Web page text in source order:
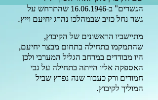
הגשרים" ב-16.06.1946 שהתרחש על
גשר נחל כזיב שבמהלכו נהרג יחיעם וייץ.
מתיישביו הראשונים של הקיבוץ,
שהתמקמו בתחילה בתחום מבצר יחיעם,
היו מבודדים במרחב הגליל המערבי ולכן
האספקה אליו הייתה בתחילה על גבי
חמורים ורק כעבור שנה נפרץ שביל
המוליך לקיבוץ.